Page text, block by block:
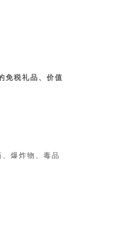
免税礼品、价值
爆炸物、毒品